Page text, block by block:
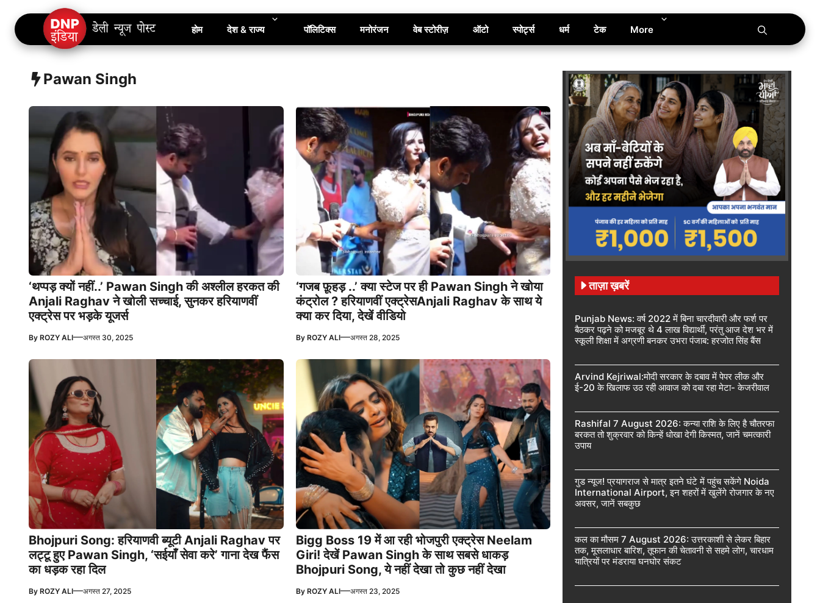
Skip
content
होम देश & राज्य पॉलिटिक्स मनोरंजन वेब स्टोरीज़ ऑटो स्पोर्ट्स धर्म टेक More
Pawan Singh
‘थप्पड़ क्यों नहीं..’ Pawan Singh की अश्लील हरकत की
Anjali Raghav ने खोली सच्चाई, सुनकर हरियाणवीं
एक्ट्रेस पर भड़के यूजर्स
By ROZY ALI—अगस्त 30, 2025
‘गजब फ़ूहड़ ..’ क्या स्टेज पर ही Pawan Singh ने खोया
कंट्रोल ? हरियाणवीं एक्ट्रेसAnjali Raghav के साथ ये
क्या कर दिया, देखें वीडियो
By ROZY ALI—अगस्त 28, 2025
Bhojpuri Song: हरियाणवी ब्यूटी Anjali Raghav पर
लट्टू हुए Pawan Singh, ‘सईयाँ सेवा करे’ गाना देख फैंस
का धड़क रहा दिल
By ROZY ALI—अगस्त 27, 2025
Bigg Boss 19 में आ रही भोजपुरी एक्ट्रेस Neelam
Giri! देखें Pawan Singh के साथ सबसे धाकड़
Bhojpuri Song, ये नहीं देखा तो कुछ नहीं देखा
By ROZY ALI—अगस्त 23, 2025
ताज़ा ख़बरें
Punjab News: वर्ष 2022 में बिना चारदीवारी और फर्श पर
बैठकर पढ़ने को मजबूर थे 4 लाख विद्यार्थी, परंतु आज देश भर में
स्कूली शिक्षा में अग्रणी बनकर उभरा पंजाब: हरजोत सिंह बैंस
Arvind Kejriwal:मोदी सरकार के दबाव में पेपर लीक और
ई-20 के खिलाफ उठ रही आवाज को दबा रहा मेटा- केजरीवाल
Rashifal 7 August 2026: कन्या राशि के लिए है चौतरफा
बरकत तो शुक्रवार को किन्हें धोखा देगी किस्मत, जानें चमत्कारी
उपाय
गुड न्यूज! प्रयागराज से मात्र इतने घंटे में पहुंच सकेंगे Noida
International Airport, इन शहरों में खुलेंगे रोजगार के नए
अवसर, जानें सबकुछ
कल का मौसम 7 August 2026: उत्तरकाशी से लेकर बिहार
तक, मूसलाधार बारिश, तूफान की चेतावनी से सहमे लोग, चारधाम
यात्रियों पर मंडराया घनघोर संकट